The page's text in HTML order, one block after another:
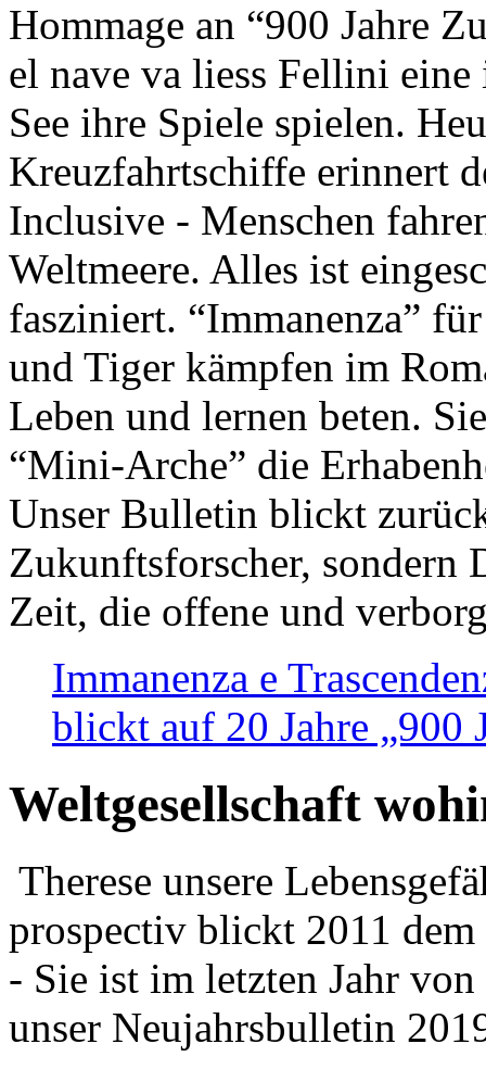
Hommage an “900 Jahre
el nave va liess Fellini
See ihre Spiele spielen.
Kreuzfahrtschiffe erinnert
Inclusive - Menschen
Weltmeere. Alles ist
fasziniert. “Immanenza”
und Tiger kämpfen im
Leben und lernen beten.
“Mini-Arche” die
Unser Bulletin blickt
Zukunftsforscher, sondern
Zeit, die offene und
Immanenza e
blickt auf 20 Jahre „900
Weltgesellschaft
Therese unsere
prospectiv blickt 2011
- Sie ist im letzten Jahr
unser Neujahrsbulletin